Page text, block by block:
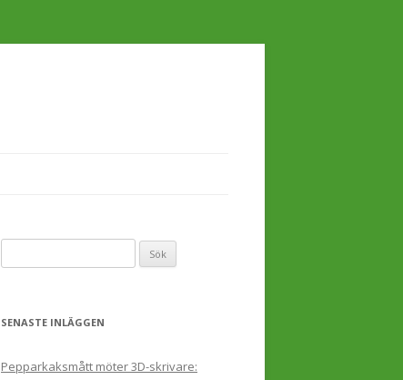
efter:
SENASTE INLÄGGEN
Pepparkaksmått möter 3D-skrivare: